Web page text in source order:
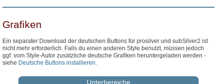
Grafiken
Ein separater Download der deutschen Buttons für prosilver und subSilver2 ist
nicht mehr erforderlich. Falls du einen anderen Style benutzt, müssen jedoch
ggf. vom Style-Autor zusätzliche deutsche Grafiken heruntergeladen werden -
siehe Deutsche Buttons installieren.
Unterbereiche